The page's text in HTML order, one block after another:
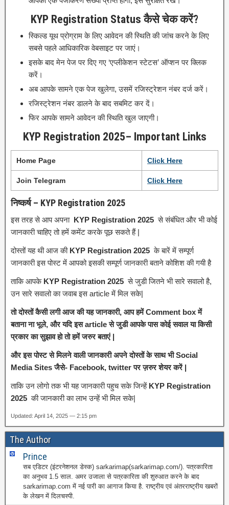
KYP Registration Status कैसे चेक करें?
स्किल्ड यूथ प्रोग्राम के लिए आवेदन की स्थिति की जांच करने के लिए
सबसे पहले आधिकारिक वेबसाइट पर जाएं।
इसके बाद मेन पेज पर दिए गए ‘एप्लीकेशन स्टेटस’ ऑप्शन पर क्लिक
करें।
अब आपके सामने एक पेज खुलेगा, उसमें रजिस्ट्रेशन नंबर दर्ज करें।
रजिस्ट्रेशन नंबर डालने के बाद सबमिट कर दें।
फिर आपके सामने आवेदन की स्थिति खुल जाएगी।
KYP Registration 2025– Important Links
Home Page Click Here
Join Telegram Click Here
निष्कर्ष – KYP Registration 2025
इस तरह से आप अपना KYP Registration 2025से संबंधित और भी कोई
जानकारी चाहिए तो हमें कमेंट करके पूछ सकते हैं |
दोस्तों यह थी आज की KYP Registration 2025के बारें में सम्पूर्ण
जानकारी इस पोस्ट में आपको इसकी सम्पूर्ण जानकारी बताने कोशिश की गयी है
ताकि आपकेKYP Registration 2025से जुडी जितने भी सारे सवालो है,
उन सारे सवालो का जवाब इस article में मिल सके|
तो दोस्तों कैसी लगी आज की यह जानकारी, आप हमें Comment box में
बताना ना भूले, और यदि इस article से जुडी आपके पास कोई सवाल या किसी
प्रकार का सुझाव हो तो हमें जरुर बताएं |
और इस पोस्ट से मिलने वाली जानकारी अपने दोस्तों के साथ भी Social
Media Sites जैसे- Facebook, twitter पर ज़रुर शेयर करें |
ताकि उन लोगो तक भी यह जानकारी पहुच सके जिन्हें KYP Registration
2025की जानकारी का लाभ उन्हें भी मिल सके|
Updated: April 14, 2025 — 2:15 pm
The Author
Prince
सब एडिटर (इंटरनेशनल डेस्क) sarkarimap(sarkarimap.com/). पत्रकारिता
का अनुभव 1.5 साल. अमर उजाला से पत्रकारिता की शुरुआत करने के बाद
sarkarimap.com में नई पारी का आगाज किया है. राष्ट्रीय एवं अंतरराष्ट्रीय खबरों
के लेखन में दिलचस्पी.